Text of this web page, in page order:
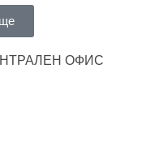
ОФИС